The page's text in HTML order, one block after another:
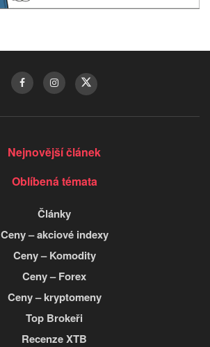
Nejnovější článek
Oblíbená témata
Články
Ceny – akciové indexy
Ceny – Komodity
Ceny – Forex
Ceny – kryptomeny
Top Brokeři
Recenze XTB